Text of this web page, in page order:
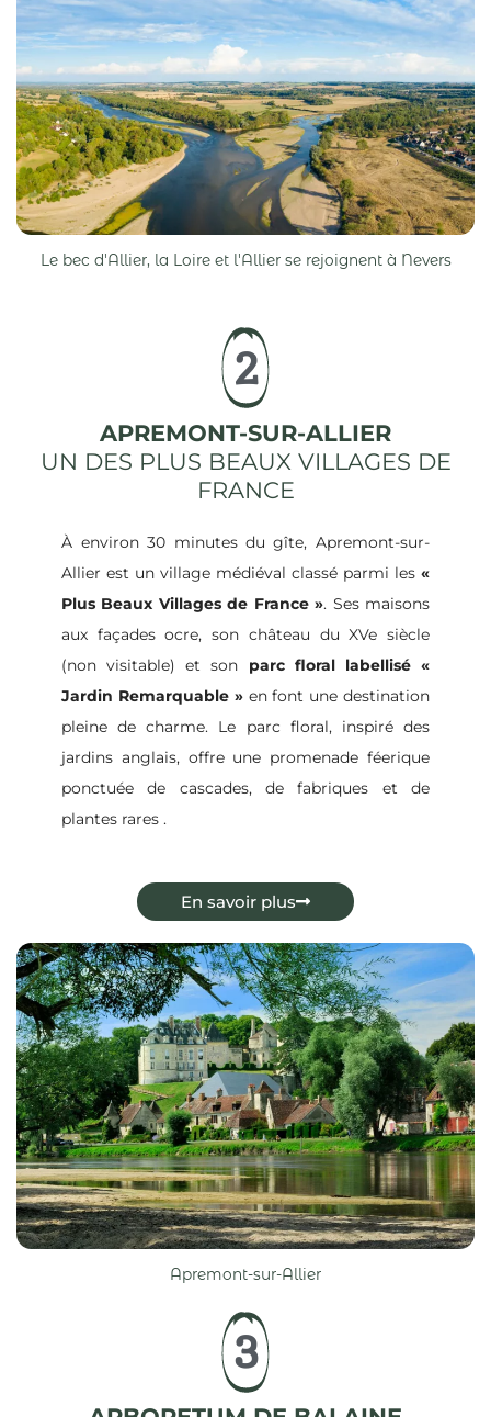
Le bec d'Allier, la Loire et l'Allier se rejoignent à Nevers
2
APREMONT-SUR-ALLIER
UN DES PLUS BEAUX VILLAGES DE
FRANCE
À environ 30 minutes du gîte, Apremont-sur-
Allier est un village médiéval classé parmi les «
Plus Beaux Villages de France ». Ses maisons
aux façades ocre, son château du XVe siècle
(non visitable) et son parc floral labellisé «
Jardin Remarquable »en font une destination
pleine de charme.
Le parc floral, inspiré des
jardins anglais, offre une promenade féerique
ponctuée de cascades, de fabriques et de
plantes rares .
En savoir plus
Apremont-sur-Allier
3